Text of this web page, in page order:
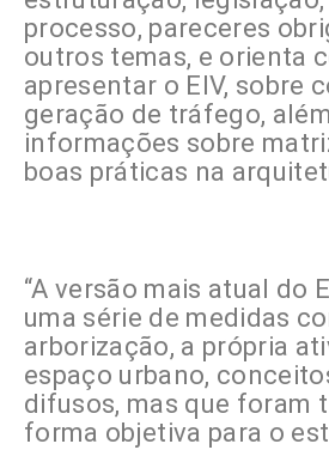
processo, pareceres
outros temas, e orienta
apresentar o EIV, sobre
geração de tráfego,
informações sobre
boas práticas na
“A versão mais atual do
uma série de medidas
arborização, a própria
espaço urbano,
difusos, mas que foram
forma objetiva para o